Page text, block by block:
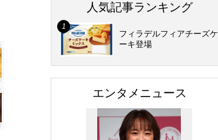
人気記事ランキング
フィラデルフィアチーズケ
ーキ登場
エンタメニュース